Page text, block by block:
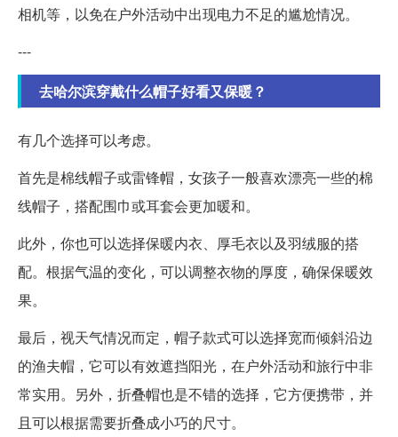
相机等，以免在户外活动中出现电力不足的尴尬情况。
---
去哈尔滨穿戴什么帽子好看又保暖？
有几个选择可以考虑。
首先是棉线帽子或雷锋帽，女孩子一般喜欢漂亮一些的棉
线帽子，搭配围巾或耳套会更加暖和。
此外，你也可以选择保暖内衣、厚毛衣以及羽绒服的搭
配。根据气温的变化，可以调整衣物的厚度，确保保暖效
果。
最后，视天气情况而定，帽子款式可以选择宽而倾斜沿边
的渔夫帽，它可以有效遮挡阳光，在户外活动和旅行中非
常实用。另外，折叠帽也是不错的选择，它方便携带，并
且可以根据需要折叠成小巧的尺寸。